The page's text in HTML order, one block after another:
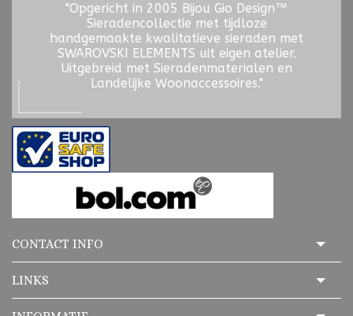
"Opgericht in 2005 Bijou Gio Design™
Sieradencollectie met tijdloze
handgemaakte kwalitatieve sieraden met
SWAROVSKI ELEMENTS uit eigen atelier.
Uitgebreid met Sieradenmaterialen en
Landelijke Woonaccessoires."
CONTACT INFO
LINKS